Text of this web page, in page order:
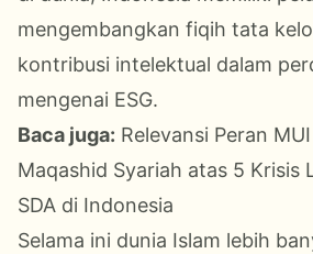
mengembangkan fiqih tata
kontribusi intelektual dalam
mengenai ESG.
Baca juga: Relevansi Peran
Maqashid Syariah atas 5 Krisis
SDA di Indonesia
Selama ini dunia Islam lebih